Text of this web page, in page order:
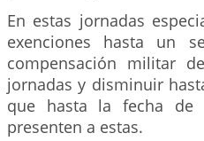
En estas jornadas
exenciones hasta un
compensación militar
jornadas y disminuir
que hasta la fecha de
presenten a estas.